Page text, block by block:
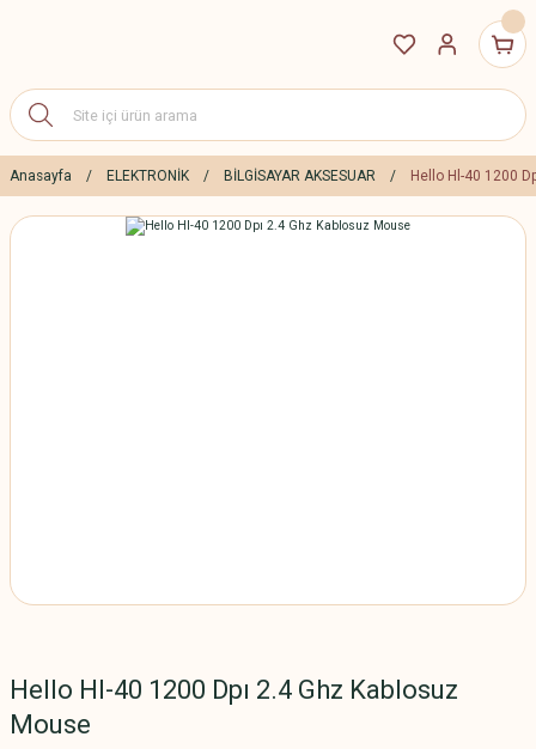
Anasayfa ELEKTRONİK BİLGİSAYAR AKSESUAR Hello Hl-40 1200
Hello Hl-40 1200 Dpı 2.4 Ghz Kablosuz
Mouse